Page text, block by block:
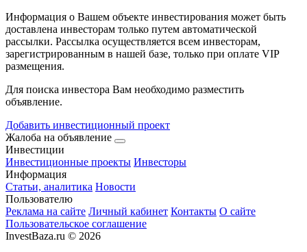
Информация о Вашем объекте инвестирования может быть
доставлена инвесторам только путем автоматической
рассылки. Рассылка осуществляется всем инвесторам,
зарегистрированным в нашей базе, только при оплате VIP
размещения.
Для поиска инвестора Вам необходимо разместить
объявление.
Добавить инвестиционный проект
Жалоба на объявление
Инвестиции
Инвестиционные проекты Инвесторы
Информация
Статьи, аналитика Новости
Пользователю
Реклама на сайте Личный кабинет Контакты О сайте
Пользовательское соглашение
InvestBaza.ru © 2026